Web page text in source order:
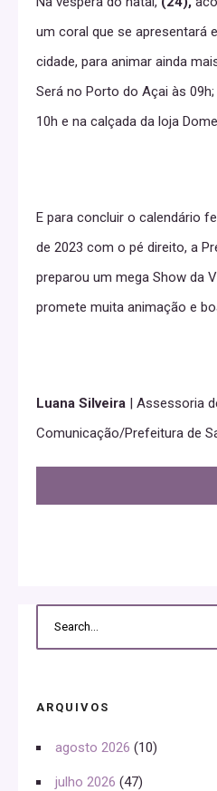
um coral que se apresentará
cidade, para animar ainda
Será no Porto do Açai às
10h e na calçada da loja
E para concluir o calendário
de 2023 com o pé direito, a
preparou um mega Show da
promete muita animação e
Luana Silveira | Assessoria
Comunicação/Prefeitura de
ARQUIVOS
agosto 2026 (10)
julho 2026 (47)